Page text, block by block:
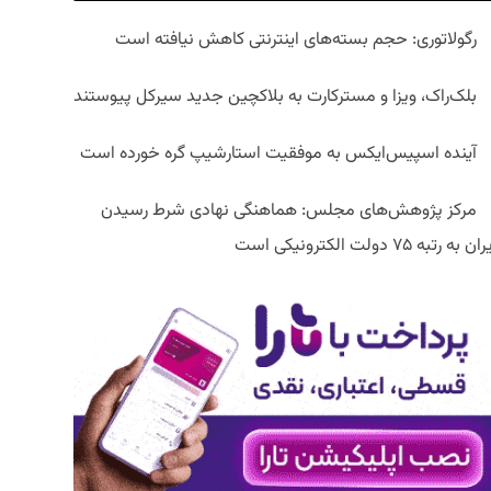
رگولاتوری: حجم بسته‌های اینترنتی کاهش نیافته است
بلک‌راک، ویزا و مسترکارت به بلاکچین جدید سیرکل پیوستند
آینده اسپیس‌ایکس به موفقیت استارشیپ گره خورده است
مرکز پژوهش‌های مجلس: هماهنگی نهادی شرط رسیدن
به رتبه ۷۵ دولت الکترونیکی است